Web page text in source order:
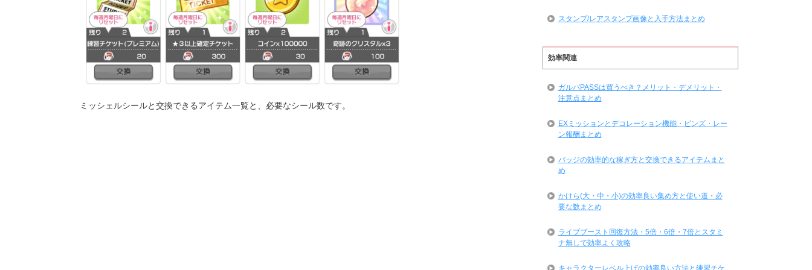
ミッシェルシールと交換できるアイテム一覧と、必要なシール数です。
スタンプ/レアスタンプ画像と入手方法まとめ
効率関連
ガルパPASSは買うべき？メリット・デメリット・
注意点まとめ
EXミッションとデコレーション機能・ピンズ・レー
ン報酬まとめ
バッジの効率的な稼ぎ方と交換できるアイテムまと
め
かけら(大・中・小)の効率良い集め方と使い道・必
要な数まとめ
ライブブースト回復方法・5倍・6倍・7倍とスタミ
ナ無しで効率よく攻略